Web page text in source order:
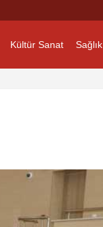
Kültür Sanat Sağlık